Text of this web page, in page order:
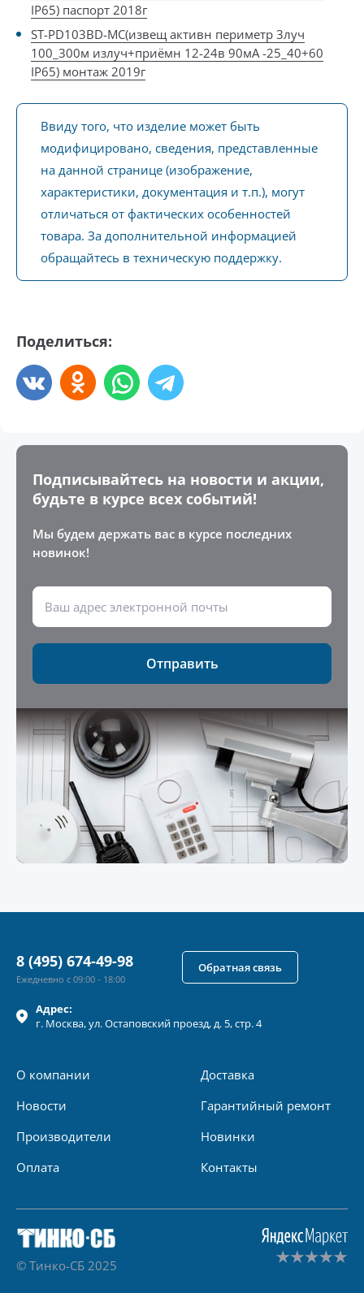
IP65) паспорт 2018г
ST-PD103BD-MC(извещ активн периметр 3луч
100_300м излуч+приёмн 12-24в 90мА -25_40+60
IP65) монтаж 2019г
Ввиду того, что изделие может быть
модифицировано, сведения, представленные
на данной странице (изображение,
характеристики, документация и т.п.), могут
отличаться от фактических особенностей
товара. За дополнительной информацией
обращайтесь в техническую поддержку.
Поделиться:
Подписывайтесь на новости и акции,
будьте в курсе всех событий!
Мы будем держать вас в курсе последних
новинок!
Отправить
Адрес:
г. Москва, ул.Остаповский проезд, д. 5, стр. 4
О компании
Новости
Производители
Оплата
Доставка
Гарантийный ремонт
Новинки
Контакты
8 (495) 674-49-98
Ежедневно с 09:00 - 18:00
Обратная связь
© Тинко-СБ 2025